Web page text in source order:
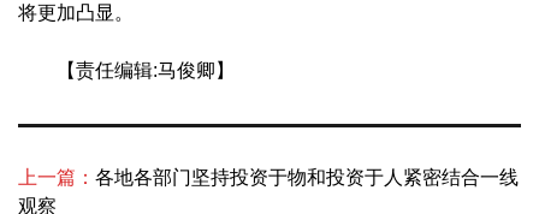
将更加凸显。
【责任编辑:马俊卿】
上一篇： 各地各部门坚持投资于物和投资于人紧密结合一线
观察